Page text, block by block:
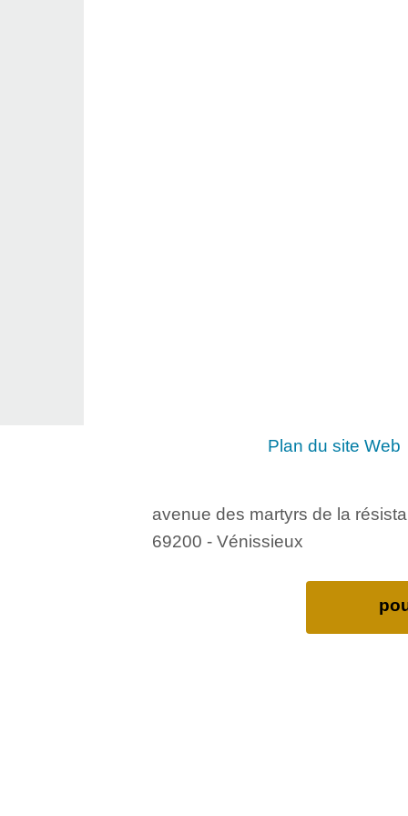
Plan du site Web
avenue des martyrs de la
69200 - Vénissieux